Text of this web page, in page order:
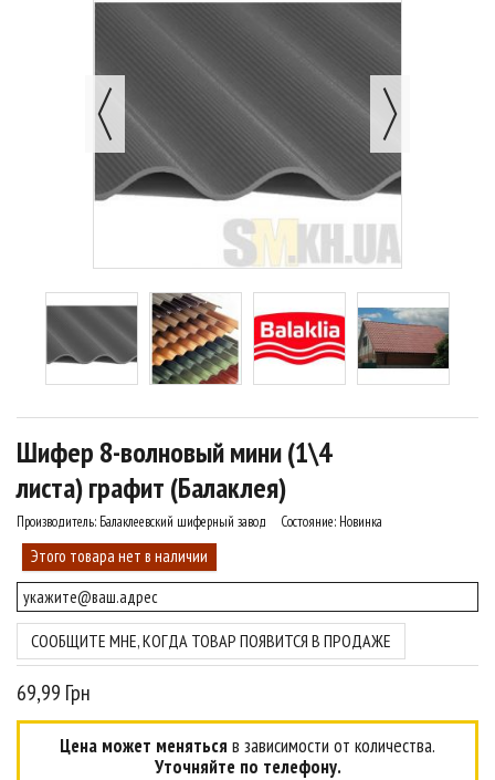
Шифер 8-волновый мини (1\4
листа) графит (Балаклея)
Производитель: Балаклеевский шиферный завод Состояние: Новинка
Этого товара нет в наличии
СООБЩИТЕ МНЕ, КОГДА ТОВАР ПОЯВИТСЯ В ПРОДАЖЕ
69,99 Грн
Цена может меняться в зависимости от количества.
Уточняйте по телефону.